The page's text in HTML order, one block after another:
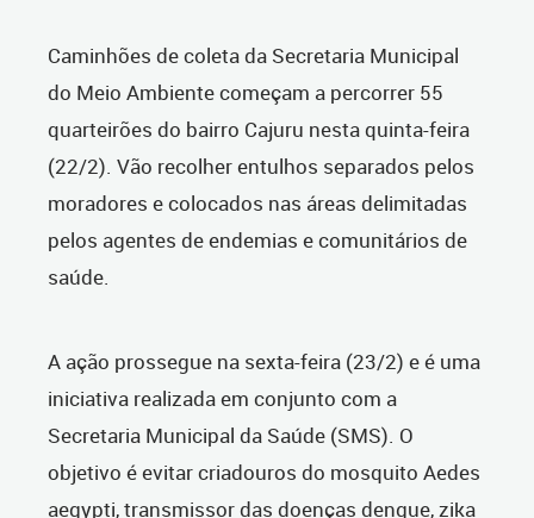
Caminhões de coleta da Secretaria Municipal
do Meio Ambiente começam a percorrer 55
quarteirões do bairro Cajuru nesta quinta-feira
(22/2). Vão recolher entulhos separados pelos
moradores e colocados nas áreas delimitadas
pelos agentes de endemias e comunitários de
saúde.
A ação prossegue na sexta-feira (23/2) e é uma
iniciativa realizada em conjunto com a
Secretaria Municipal da Saúde (SMS). O
objetivo é evitar criadouros do mosquito Aedes
aegypti, transmissor das doenças dengue, zika